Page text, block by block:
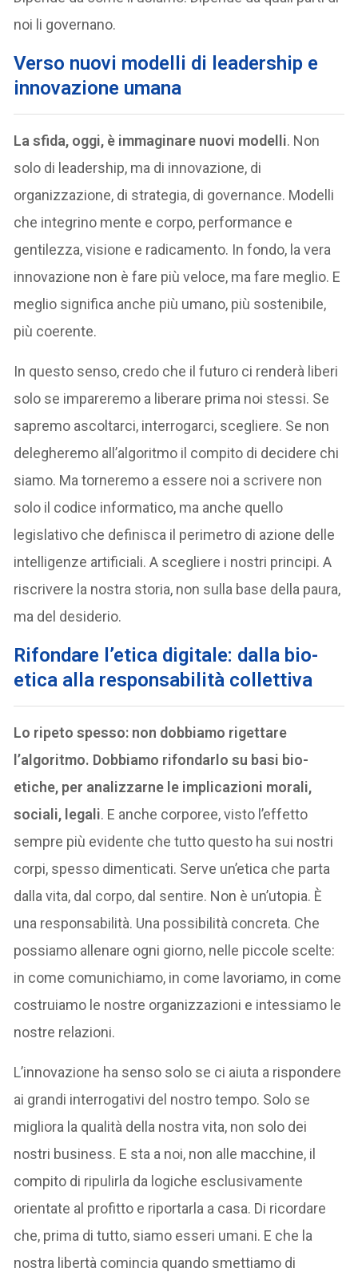
noi li governano.
Verso nuovi modelli di leadership e
innovazione umana
La sfida, oggi, è immaginare nuovi modelli. Non
solo di leadership, ma di innovazione, di
organizzazione, di strategia, di governance. Modelli
che integrino mente e corpo, performance e
gentilezza, visione e radicamento. In fondo, la vera
innovazione non è fare più veloce, ma fare meglio. E
meglio significa anche più umano, più sostenibile,
più coerente.
In questo senso, credo che il futuro ci renderà liberi
solo se impareremo a liberare prima noi stessi. Se
sapremo ascoltarci, interrogarci, scegliere. Se non
delegheremo all’algoritmo il compito di decidere chi
siamo. Ma torneremo a essere noi a scrivere non
solo il codice informatico, ma anche quello
legislativo che definisca il perimetro di azione delle
intelligenze artificiali. A scegliere i nostri principi. A
riscrivere la nostra storia, non sulla base della paura,
ma del desiderio.
Rifondare l’etica digitale: dalla bio-
etica alla responsabilità collettiva
Lo ripeto spesso: non dobbiamo rigettare
l’algoritmo. Dobbiamo rifondarlo su basi bio-
etiche, per analizzarne le implicazioni morali,
sociali, legali. E anche corporee, visto l’effetto
sempre più evidente che tutto questo ha sui nostri
corpi, spesso dimenticati. Serve un’etica che parta
dalla vita, dal corpo, dal sentire. Non è un’utopia. È
una responsabilità. Una possibilità concreta. Che
possiamo allenare ogni giorno, nelle piccole scelte:
in come comunichiamo, in come lavoriamo, in come
costruiamo le nostre organizzazioni e intessiamo le
nostre relazioni.
L’innovazione ha senso solo se ci aiuta a rispondere
ai grandi interrogativi del nostro tempo. Solo se
migliora la qualità della nostra vita, non solo dei
nostri business. E sta a noi, non alle macchine, il
compito di ripulirla da logiche esclusivamente
orientate al profitto e riportarla a casa. Di ricordare
che, prima di tutto, siamo esseri umani. E che la
nostra libertà comincia quando smettiamo di